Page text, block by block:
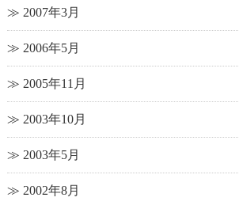
2007年3月
2006年5月
2005年11月
2003年10月
2003年5月
2002年8月